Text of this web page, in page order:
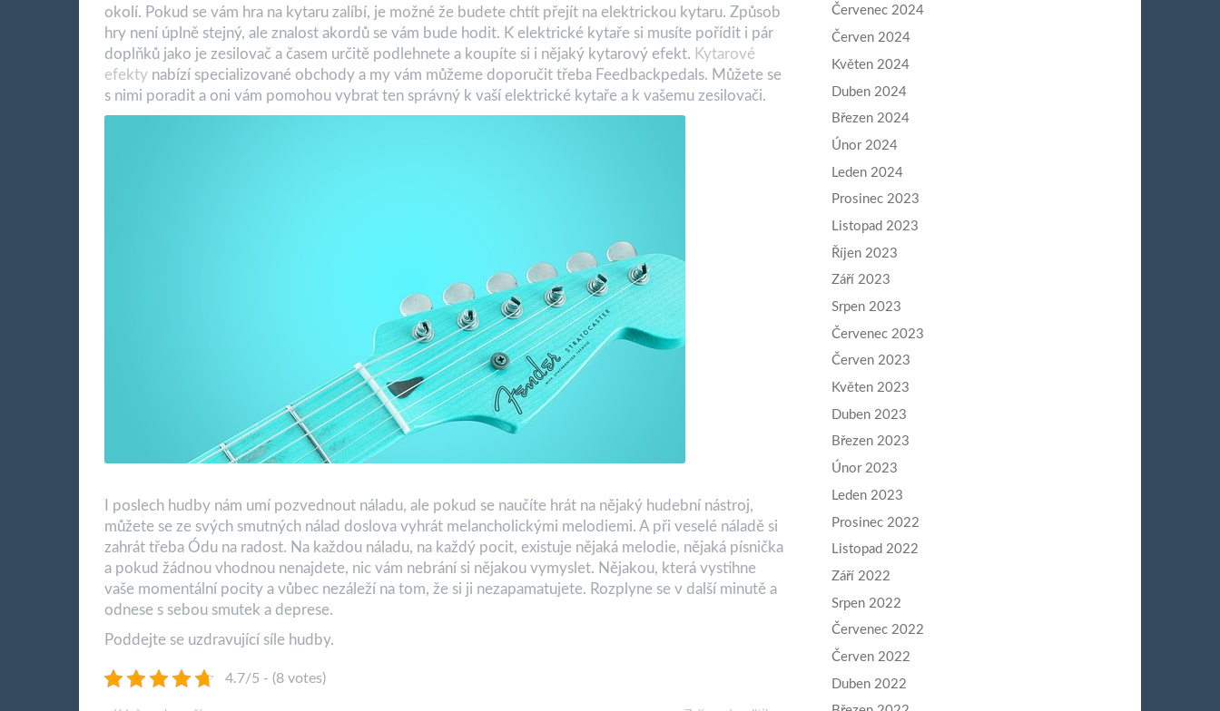
okolí. Pokud se vám hra na kytaru zalíbí, je možné že budete chtít přejít na elektrickou kytaru. Způsob
hry není úplně stejný, ale znalost akordů se vám bude hodit. K elektrické kytaře si musíte pořídit i pár
doplňků jako je zesilovač a časem určitě podlehnete a koupíte si i nějaký kytarový efekt. Kytarové
efekty nabízí specializované obchody a my vám můžeme doporučit třeba Feedbackpedals. Můžete se
s nimi poradit a oni vám pomohou vybrat ten správný k vaší elektrické kytaře a k vašemu zesilovači.
I poslech hudby nám umí pozvednout náladu, ale pokud se naučíte hrát na nějaký hudební nástroj,
můžete se ze svých smutných nálad doslova vyhrát melancholickými melodiemi. A při veselé náladě si
zahrát třeba Ódu na radost. Na každou náladu, na každý pocit, existuje nějaká melodie, nějaká písnička
a pokud žádnou vhodnou nenajdete, nic vám nebrání si nějakou vymyslet. Nějakou, která vystihne
vaše momentální pocity a vůbec nezáleží na tom, že si ji nezapamatujete. Rozplyne se v další minutě a
odnese s sebou smutek a deprese.
Poddejte se uzdravující síle hudby.
4.7/5 - (8 votes)
Červenec 2024
Červen 2024
Květen 2024
Duben 2024
Březen 2024
Únor 2024
Leden 2024
Prosinec 2023
Listopad 2023
Říjen 2023
Září 2023
Srpen 2023
Červenec 2023
Červen 2023
Květen 2023
Duben 2023
Březen 2023
Únor 2023
Leden 2023
Prosinec 2022
Listopad 2022
Září 2022
Srpen 2022
Červenec 2022
Červen 2022
Duben 2022